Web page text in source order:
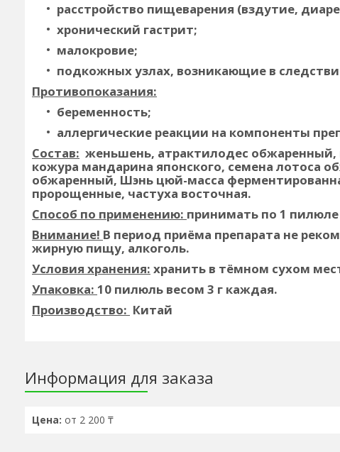
расстройство пищеварения (вздутие,
хронический гастрит;
малокровие;
подкожных узлах, возникающие в
Противопоказания:
беременность;
аллергические реакции на компоненты
Состав: женьшень, атрактилодес обжаренный,
кожура мандарина японского, семена лотоса
обжаренный, Шэнь цюй-масса
пророщенные, частуха восточная.
Способ по применению: принимать по 1 пилюле
Внимание! В период приёма препарата не
жирную пищу, алкоголь.
Условия хранения: хранить в тёмном сухом
Упаковка: 10 пилюль весом 3 г каждая.
Производство: Китай
Информация для заказа
Цена: от 2 200 ₸